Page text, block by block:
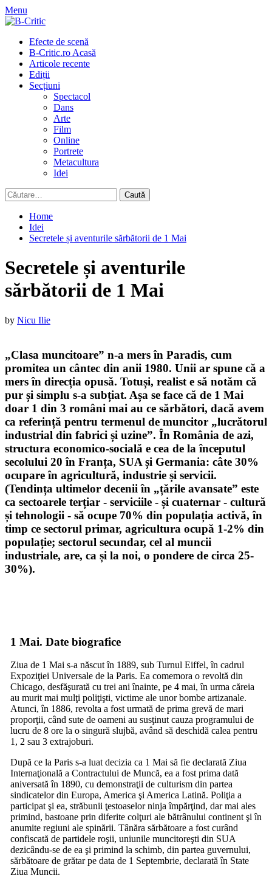
Skip
to
Menu
Primary
Menu
Efecte de scenă
B-Critic.ro Acasă
Articole recente
Ediții
Secțiuni
Spectacol
Dans
Arte
Film
Online
Portrete
Metacultura
Idei
Caută
după:
Home
Idei
Secretele și aventurile sărbătorii de 1 Mai
Secretele și aventurile
sărbătorii de 1 Mai
Published
28
aprilie
201828
aprilie
2018
by Nicu Ilie
„Clasa muncitoare” n-a mers în Paradis, cum
promitea un cântec din anii 1980. Unii ar spune că a
mers în direcția opusă. Totuși, realist e să notăm că
pur și simplu s-a subțiat. Așa se face că de 1 Mai
doar 1 din 3 români mai au ce sărbători, dacă avem
ca referință pentru termenul de muncitor „lucrătorul
industrial din fabrici și uzine”. În România de azi,
structura economico-socială e cea de la începutul
secolului 20 în Franța, SUA și Germania: câte 30%
ocupare în agricultură, industrie și servicii.
(Tendința ultimelor decenii în „țările avansate” este
ca sectoarele terțiar - serviciile - și cuaternar - cultură
și tehnologii - să ocupe 70% din populația activă, în
timp ce sectorul primar, agricultura ocupă 1-2% din
populație; sectorul secundar, cel al muncii
industriale, are, ca și la noi, o pondere de circa 25-
30%).
1 Mai. Date biografice
Ziua de 1 Mai s-a născut în 1889, sub Turnul Eiffel, în cadrul
Expoziţiei Universale de la Paris. Ea comemora o revoltă din
Chicago, desfăşurată cu trei ani înainte, pe 4 mai, în urma căreia
au murit mai mulţi poliţişti, victime ale unor bombe artizanale.
Atunci, în 1886, revolta a fost urmată de prima grevă de mari
proporţii, când sute de oameni au susţinut cauza programului de
lucru de 8 ore la o singură slujbă, având să deschidă calea pentru
1, 2 sau 3 extrajoburi.
După ce la Paris s-a luat decizia ca 1 Mai să fie declarată Ziua
Internaţională a Contractului de Muncă, ea a fost prima dată
aniversată în 1890, cu demonstraţii de culturism din partea
sindicatelor din Europa, America şi America Latină. Poliţia a
participat şi ea, străbunii ţestoaselor ninja împărţind, dar mai ales
primind, bastoane prin diferite colţuri ale bătrânului continent şi în
anumite regiuni ale spinării. Tânăra sărbătoare a fost curând
confiscată de partidele roşii, uniunile muncitoreşti din SUA
dezicându-se de ea şi primind la schimb, din partea guvernului,
sărbătoare de grătar pe data de 1 Septembrie, declarată în State
Ziua Muncii.